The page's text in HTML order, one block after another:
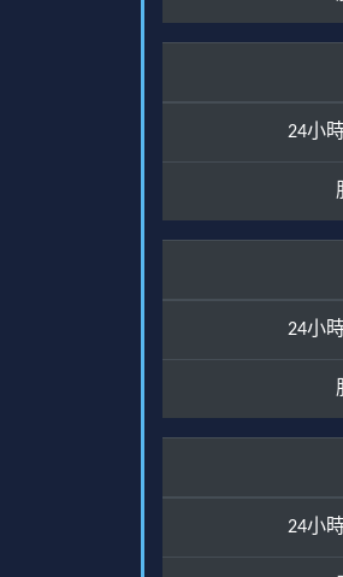
24小
24小
24小